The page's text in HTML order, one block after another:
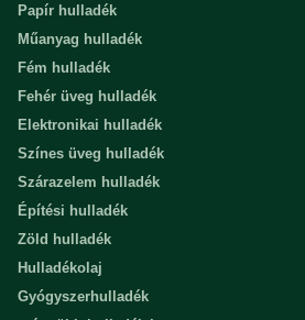
Papír hulladék
Műanyag hulladék
Fém hulladék
Fehér üveg hulladék
Elektronikai hulladék
Színes üveg hulladék
Szárazelem hulladék
Építési hulladék
Zöld hulladék
Hulladékolaj
Gyógyszerhulladék